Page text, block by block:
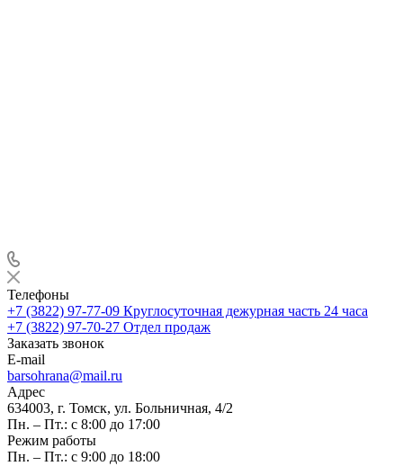
Телефоны
+7 (3822) 97-77-09 Круглосуточная дежурная часть 24 часа
+7 (3822) 97-70-27 Отдел продаж
Заказать звонок
E-mail
barsohrana@mail.ru
Адрес
634003, г. Томск, ул. Больничная, 4/2
Пн. – Пт.: с 8:00 до 17:00
Режим работы
Пн. – Пт.: с 9:00 до 18:00